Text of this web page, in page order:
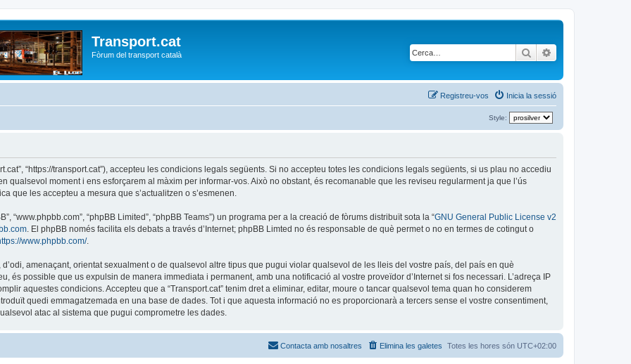
Transport.cat
Fòrum del transport català Cerca
Inicia la sessió
Registreu-vos
Style:
“https://transport.cat”), accepteu les condicions legals següents. Si no accepteu totes les condicions legals següents, si us plau no accediu
qualsevol moment i ens esforçarem al màxim per informar-vos. Això no obstant, és recomanable que les reviseu regularment ja que l’ús
que les accepteu a mesura que s’actualitzen o s’esmenen.
“www.phpbb.com”, “phpBB Limited”, “phpBB Teams”) un programa per a la creació de fòrums distribuït sota la “GNU General Public License v2
. El phpBB només facilita els debats a través d’Internet; phpBB Limted no és responsable de què permet o no en termes de cotingut o
www.phpbb.com/.
amenaçant, orientat sexualment o de qualsevol altre tipus que pugui violar qualsevol de les lleis del vostre país, del país en què
és possible que us expulsin de manera immediata i permanent, amb una notificació al vostre proveïdor d’Internet si fos necessari. L’adreça IP
aquestes condicions. Accepteu que a “Transport.cat” tenim dret a eliminar, editar, moure o tancar qualsevol tema quan ho considerem
quedi emmagatzemada en una base de dades. Tot i que aquesta informació no es proporcionarà a tercers sense el vostre consentiment,
atac al sistema que pugui comprometre les dades.
Totes les hores són UTC+02:00
Elimina les galetes
Contacta amb nosaltres